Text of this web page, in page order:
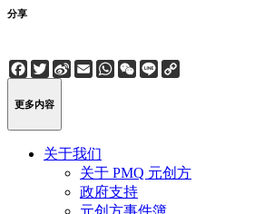
分享
Facebook
Twitter
Sina
Weibo
EmailWhatsApp
WeChat
Line
更多内容
关于我们
关于 PMQ 元创方
政府支持